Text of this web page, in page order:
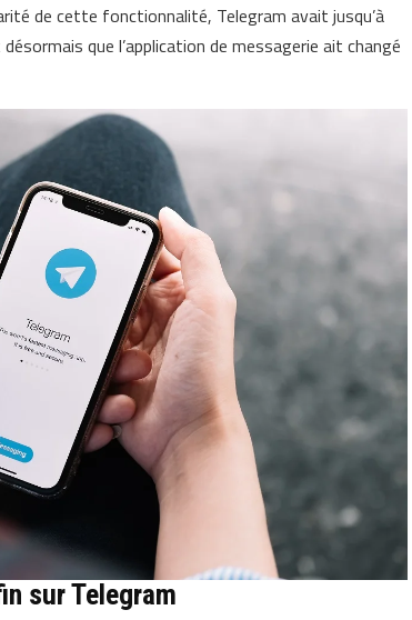
de cette fonctionnalité, Telegram avait jusqu’à
que l’application de messagerie ait changé
sur Telegram